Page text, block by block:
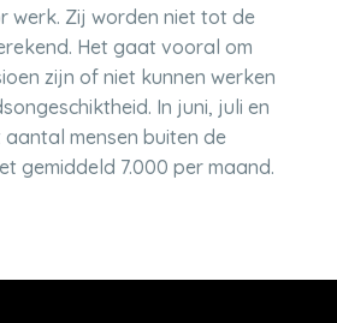
werk. Zij worden niet tot de
Het gaat vooral om
zijn of niet kunnen werken
In juni, juli en
mensen buiten de
gemiddeld 7.000 per maand.